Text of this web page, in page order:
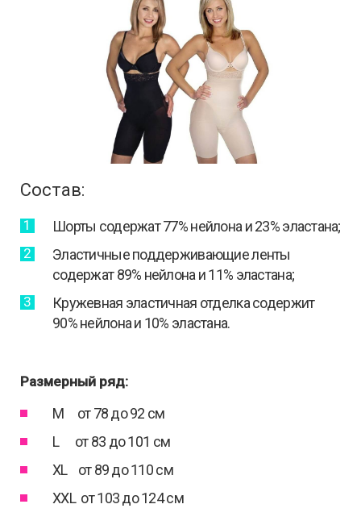
Состав:
Шорты содержат 77% нейлона и 23% эластана;
Эластичные поддерживающие ленты
содержат 89% нейлона и 11% эластана;
Кружевная эластичная отделка содержит
90% нейлона и 10% эластана.
Размерный ряд:
M от 78 до 92 см
L от 83 до 101 см
XL от 89 до 110 см
XXL от 103 до 124 см